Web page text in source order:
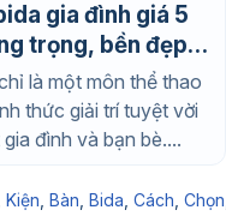
gia đình giá 5
trọng, bền đẹp,
không gian
là một môn thể thao
thức giải trí tuyệt vời
đình và bạn bè....
Kiện Bàn Bida Cách Chọn